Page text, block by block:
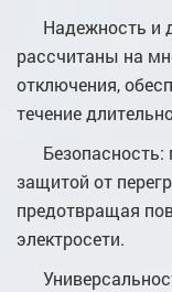
Надежность и
рассчитаны на
отключения,
течение
защитой от
предотвращая
электросети.